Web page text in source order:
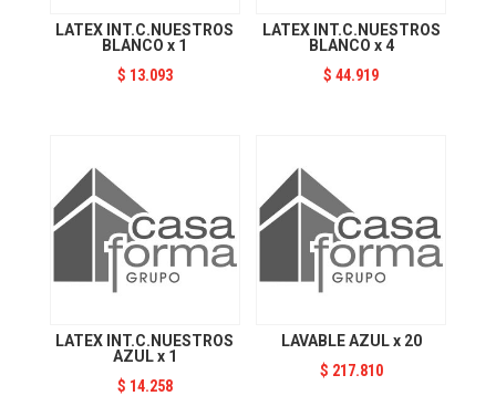
LATEX INT.C.NUESTROS
BLANCO x 1
$ 13.093
LATEX INT.C.NUESTROS
BLANCO x 4
$ 44.919
LATEX INT.C.NUESTROS
AZUL x 1
$ 14.258
LAVABLE AZUL x 20
$ 217.810